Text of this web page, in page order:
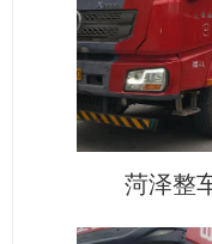
菏泽整